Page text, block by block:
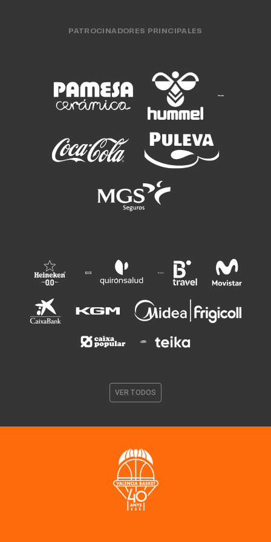
PATROCINADORES PRINCIPALES
VER TODOS